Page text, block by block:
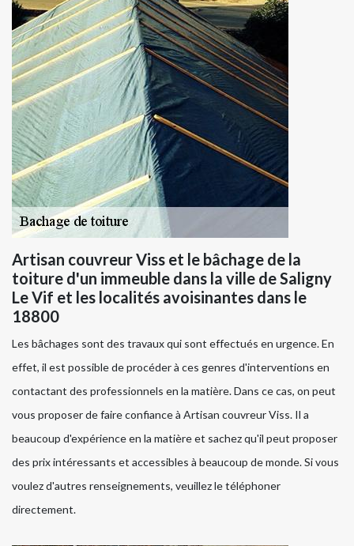
Artisan couvreur Viss et le bâchage de la
toiture d'un immeuble dans la ville de Saligny
Le Vif et les localités avoisinantes dans le
18800
Les bâchages sont des travaux qui sont effectués en urgence. En
effet, il est possible de procéder à ces genres d'interventions en
contactant des professionnels en la matière. Dans ce cas, on peut
vous proposer de faire confiance à Artisan couvreur Viss. Il a
beaucoup d'expérience en la matière et sachez qu'il peut proposer
des prix intéressants et accessibles à beaucoup de monde. Si vous
voulez d'autres renseignements, veuillez le téléphoner
directement.